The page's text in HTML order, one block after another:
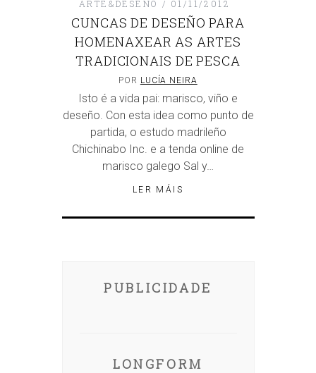
ARTE&DESEÑO 01/11/2012
CUNCAS DE DESEÑO PARA
HOMENAXEAR AS ARTES
TRADICIONAIS DE PESCA
POR LUCÍA NEIRA
Isto é a vida pai: marisco, viño e
deseño. Con esta idea como punto de
partida, o estudo madrileño
Chichinabo Inc. e a tenda online de
marisco galego Sal y…
LER MÁIS
PUBLICIDADE
LONGFORM